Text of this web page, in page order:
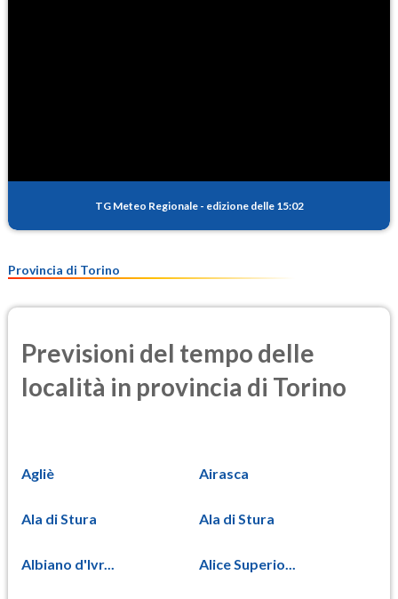
TG Meteo Regionale - edizione delle 15:02
Provincia di Torino
Previsioni del tempo delle
località in provincia di Torino
Agliè Airasca
Ala di Stura Ala di Stura
Albiano d'Ivr... Alice Superio...